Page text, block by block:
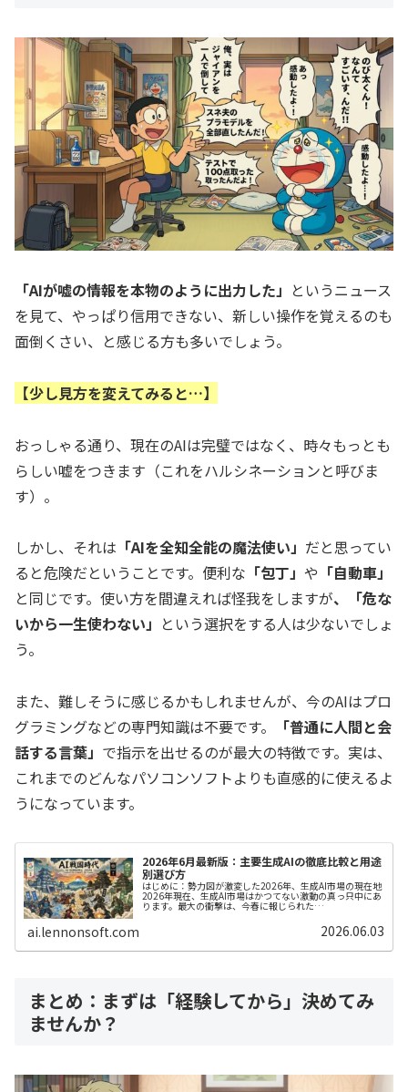
「AIが嘘の情報を本物のように出力した」 というニュース
を見て、やっぱり信用できない、新しい操作を覚えるのも
面倒くさい、と感じる方も多いでしょう。
【少し見方を変えてみると…】
おっしゃる通り、現在のAIは完璧ではなく、時々もっとも
らしい嘘をつきます（これをハルシネーションと呼びま
す）。
しかし、それは 「AIを全知全能の魔法使い」 だと思ってい
ると危険だということです。便利な 「包丁」 や 「自動車」
と同じです。使い方を間違えれば怪我をしますが、「危な
いから一生使わない」 という選択をする人は少ないでしょ
う。
また、難しそうに感じるかもしれませんが、今のAIはプロ
グラミングなどの専門知識は不要です。
「普通に人間と会
話する言葉」 で指示を出せるのが最大の特徴です。実は、
これまでのどんなパソコンソフトよりも直感的に使えるよ
うになっています。
2026年6月最新版：主要生成AIの徹底比較と用途
別選び方
はじめに：勢力図が激変した2026年、生成AI市場の現在地
2026年現在、生成AI市場はかつてない激動の真っ只中にあ
ります。最大の衝撃は、今春に報じられた
「Anthropic（Claude）の売上および企業評価額における
ai.lennonsoft.com 2026.06.03
まとめ：まずは「経験してから」決めてみ
ませんか？